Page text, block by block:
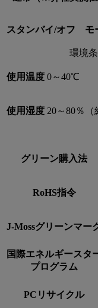
スタンバイ/オフ モ
環境
使用温度 0～40℃
使用湿度 20～80％（
グリーン購入法
RoHS指令
J-Mossグリーンマー
国際エネルギースタ
プログラム
PCリサイクル